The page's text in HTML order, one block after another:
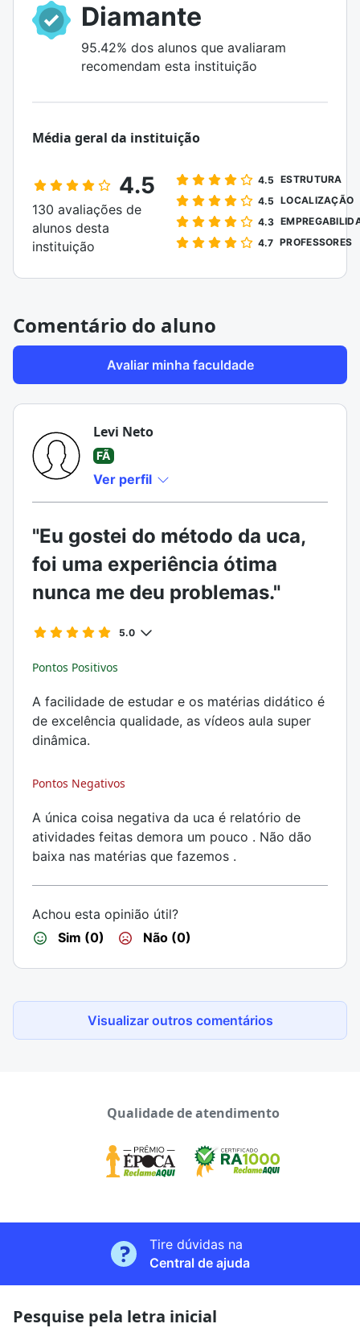
Diamante
95.42% dos alunos que avaliaram
recomendam esta instituição
Média geral da instituição
4.5
130 avaliações de
alunos desta
instituição
4.5 ESTRUTURA
4.5 LOCALIZAÇÃO
4.3
4.7 PROFESSORES
Comentário do aluno
Avaliar minha faculdade
Levi Neto
FÃ
Ver perfil
"Eu gostei do método da uca,
foi uma experiência ótima
nunca me deu problemas."
5.0
Pontos Positivos
A facilidade de estudar e os matérias didático é
de excelência qualidade, as vídeos aula super
dinâmica.
Pontos Negativos
A única coisa negativa da uca é relatório de
atividades feitas demora um pouco . Não dão
baixa nas matérias que fazemos .
Achou esta opinião útil?
Sim (0)
Não (0)
Visualizar outros comentários
Qualidade de atendimento
Tire dúvidas na
Central de ajuda
Pesquise pela letra inicial